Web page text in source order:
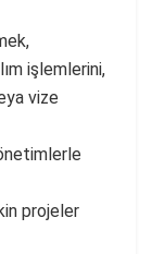
işlemlerini,
vize
projeler